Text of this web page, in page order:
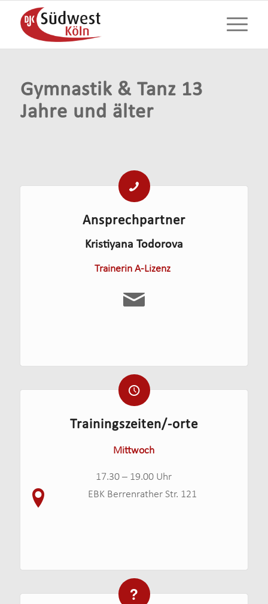
Gymnastik & Tanz 13
Jahre und älter
Ansprechpartner
Kristiyana Todorova
Trainerin A-Lizenz
Trainingszeiten/-orte
Mittwoch
17.30 – 19.00 Uhr
EBK Berrenrather Str. 121